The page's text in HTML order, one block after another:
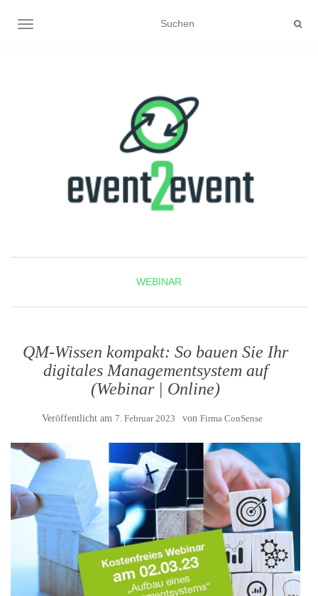
NAVIGATION UMSCHALTEN
WEBINAR
QM-Wissen kompakt: So bauen Sie Ihr
digitales Managementsystem auf
(Webinar | Online)
Veröffentlicht am 7. Februar 2023 von Firma ConSense